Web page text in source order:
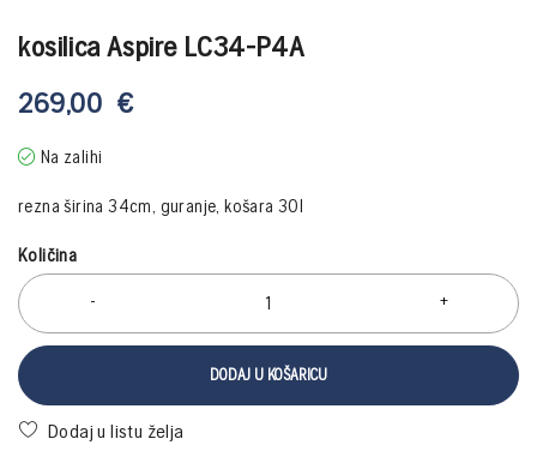
kosilica Aspire LC34-P4A
269,00€
Na zalihi
rezna širina 34cm, guranje, košara 30l
Količina
DODAJ U KOŠARICU